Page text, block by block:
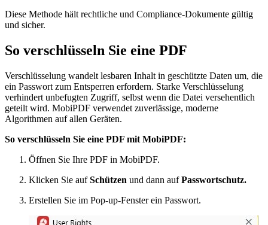
Diese Methode hält rechtliche und Compliance-Dokumente gültig
und sicher.
So verschlüsseln Sie eine PDF
Verschlüsselung wandelt lesbaren Inhalt in geschützte Daten um, die
ein Passwort zum Entsperren erfordern. Starke Verschlüsselung
verhindert unbefugten Zugriff, selbst wenn die Datei versehentlich
geteilt wird. MobiPDF verwendet zuverlässige, moderne
Algorithmen auf allen Geräten.
So verschlüsseln Sie eine PDF mit MobiPDF:
Öffnen Sie Ihre PDF in MobiPDF.
Klicken Sie aufSchützen und dann aufPasswortschutz.
Erstellen Sie im Pop-up-Fenster ein Passwort.